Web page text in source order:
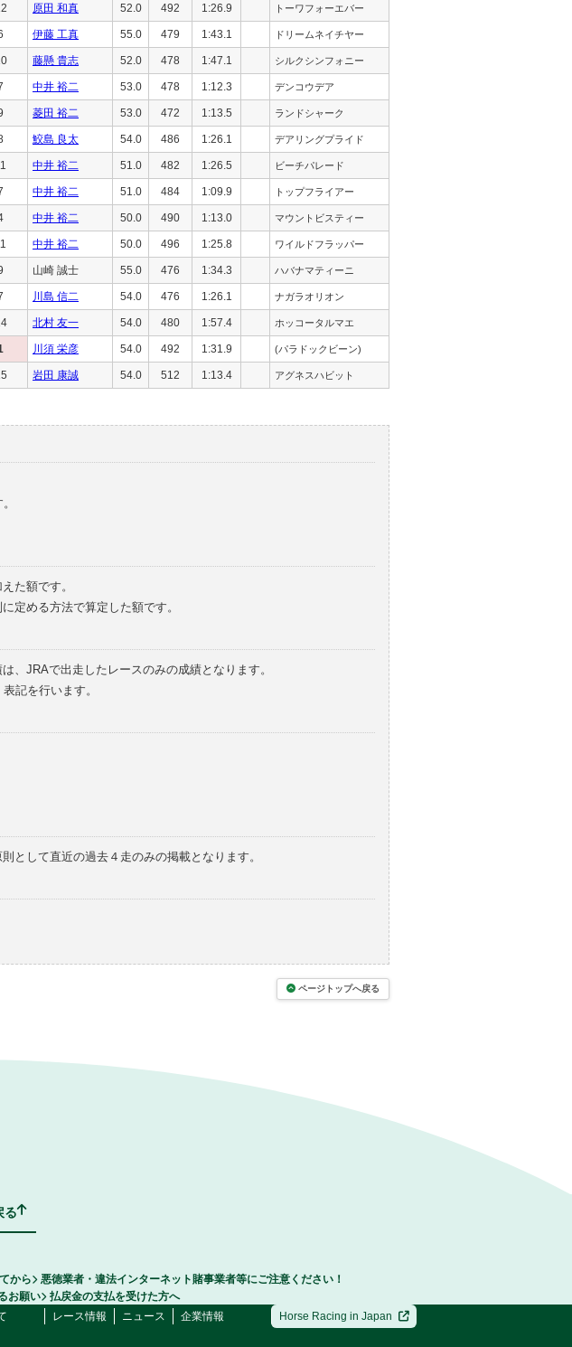
原田 和真 52.0 492 1:26.9 トーワフォーエバー
伊藤 工真 55.0 479 1:43.1 ドリームネイチヤー
藤懸 貴志 52.0 478 1:47.1 シルクシンフォニー
中井 裕二 53.0 478 1:12.3 デンコウデア
菱田 裕二 53.0 472 1:13.5 ランドシャーク
鮫島 良太 54.0 486 1:26.1 デアリングプライド
中井 裕二 51.0 482 1:26.5 ビーチパレード
中井 裕二 51.0 484 1:09.9 トップフライアー
中井 裕二 50.0 490 1:13.0 マウントビスティー
中井 裕二 50.0 496 1:25.8 ワイルドフラッパー
山崎 誠士 55.0 476 1:34.3 ハバナマティーニ
川島 信二 54.0 476 1:26.1 ナガラオリオン
北村 友一 54.0 480 1:57.4 ホッコータルマエ
川須 栄彦 54.0 492 1:31.9 (パラドックビーン)
岩田 康誠 54.0 512 1:13.4 アグネスハビット
た額です。
定める方法で算定した額です。
、JRAで出走したレースのみの成績となります。
記を行います。
として直近の過去４走のみの掲載となります。
ページトップへ戻る
る
から
悪徳業者・違法インターネット賭事業者等にご注意ください！
お願い
払戻金の支払を受けた方へ
レース情報 ニュース 企業情報 Horse Racing in Japan